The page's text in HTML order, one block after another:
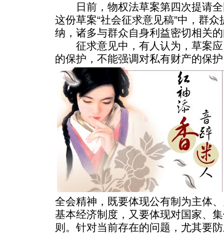
日前，物权法草案第四次提请全
这份草案“社会征求意见稿”中，群
纳，诸多与群众自身利益密切相关
征求意见中，有人认为，草案应
的保护，不能强调对私有财产的保
全会精神，既要体现公有制为主体
基本经济制度，又要体现对国家、
则。针对当前存在的问题，尤其要